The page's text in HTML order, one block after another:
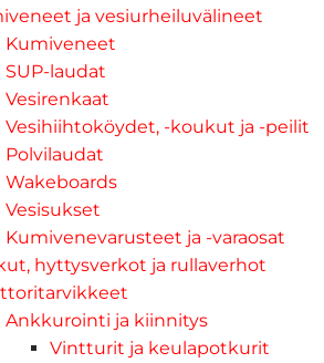
ja vesiurheiluvälineet
Kumiveneet
SUP-laudat
Vesirenkaat
Vesihiihtoköydet, -koukut ja -peilit
Polvilaudat
Wakeboards
Vesisukset
Kumivenevarusteet ja -varaosat
hyttysverkot ja rullaverhot
Ankkurointi ja kiinnitys
Vintturit ja keulapotkurit